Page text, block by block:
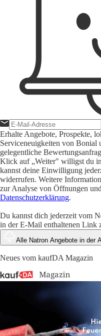
Erhalte Angebote, Prospekte,
Serviceneuigkeiten von Bonial
gelegentliche
Klick auf „Weiter" willigst du
kannst deine Einwilligung
widerrufen. Weitere
zur Analyse von Öffnungen
Datenschutzerklärung.
Du kannst dich jederzeit vom
in der E-Mail enthaltenen Link
Alle Natron Angebote in der
Neues vom kaufDA Magazin